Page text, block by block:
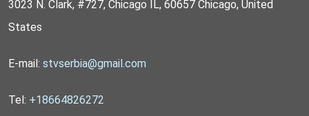
3023 N. Clark, #727, Chicago IL, 60657 Chicago, United
States
E-mail: stvserbia@gmail.com
Tel: +18664826272